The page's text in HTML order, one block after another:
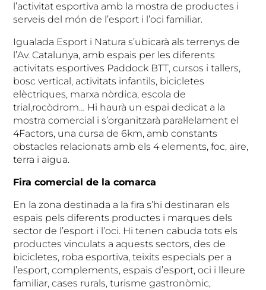
l’activitat esportiva amb la mostra de productes i
serveis del món de l’esport i l’oci familiar.
Igualada Esport i Natura s’ubicarà als terrenys de
l’Av. Catalunya, amb espais per les diferents
activitats esportives Paddock BTT, cursos i tallers,
bosc vertical, activitats infantils, bicicletes
elèctriques, marxa nòrdica, escola de
trial,rocòdrom… Hi haurà un espai dedicat a la
mostra comercial i s’organitzarà paral·lelament el
4Factors, una cursa de 6km, amb constants
obstacles relacionats amb els 4 elements, foc, aire,
terra i aigua.
Fira comercial de la comarca
En la zona destinada a la fira s’hi destinaran els
espais pels diferents productes i marques dels
sector de l’esport i l’oci. Hi tenen cabuda tots els
productes vinculats a aquests sectors, des de
bicicletes, roba esportiva, teixits especials per a
l’esport, complements, espais d’esport, oci i lleure
familiar, cases rurals, turisme gastronòmic,